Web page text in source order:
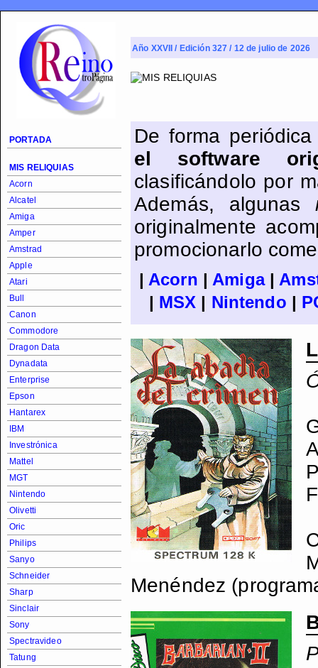
PORTADA
MIS RELIQUIAS
Acorn
Alcatel
Amiga
Amper
Amstrad
Apple
Atari
Bull
Canon
Commodore
Dragon Data
Dynadata
Enterprise
Epson
Hantarex
IBM
Investrónica
Mattel
MGT
Nintendo
Olivetti
Oric
Philips
Sanyo
Schneider
Sharp
Sinclair
Sony
Spectravideo
Tatung
Año XXVII / Edición 327 / 12 de julio de 2026
De forma
el software
clasificándolo por
Además, algunas
originalmente
promocionarlo
| Acorn | Amiga|
| MSX | Nintendo |
Menéndez